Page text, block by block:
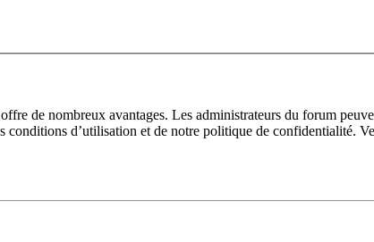
de nombreux avantages. Les administrateurs du forum
d’utilisation et de notre politique de confidentialité.